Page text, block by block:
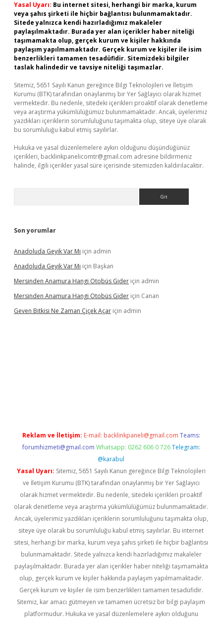
Yasal Uyarı: Bu internet sitesi, herhangi bir marka, kurum
veya şahıs şirketi ile hiçbir bağlantısı bulunmamaktadır.
Sitede yalnızca kendi hazırladığımız makaleler
paylaşılmaktadır. Burada yer alan içerikler haber niteliği
taşımamakta olup, gerçek kurum ve kişiler hakkında
paylaşım yapılmamaktadır. Gerçek kurum ve kişiler ile isim
benzerlikleri tamamen tesadüfidir. Sitemizdeki bilgiler
taslak halindedir ve tavsiye niteliği taşımazlar.
Sitemiz, 5651 Sayılı Kanun gereğince Bilgi Teknolojileri ve İletişim
Kurumu (BTK) tarafından onaylanmış bir Yer Sağlayıcı olarak hizmet
vermektedir. Bu nedenle, sitedeki içerikleri proaktif olarak denetleme
veya araştırma yükümlülüğümüz bulunmamaktadır. Ancak, üyelerimiz
yazdıkları içeriklerin sorumluluğunu taşımakta olup, siteye üye olarak
bu sorumluluğu kabul etmiş sayılırlar.
Hukuka ve yasal düzenlemelere aykırı olduğunu düşündüğünüz
içerikleri, backlinkpanelicomtr@gmail.com adresine bildirmeniz
halinde, ilgili içerikler yasal süre içerisinde sitemizden kaldırılacaktır.
Son yorumlar
Anadoluda Geyik Var Mı için admin
Anadoluda Geyik Var Mı için Başkan
Mersinden Anamura Hangi Otobüs Gider için admin
Mersinden Anamura Hangi Otobüs Gider için Canan
Geven Bitkisi Ne Zaman Çiçek Açar için admin
Reklam ve İletişim: E-mail: backlinkpaneli@gmail.com Teams:
forumhizmeti@gmail.com Whatsapp: 0262 606 0 726 Telegram:
@karabul
Yasal Uyarı: Sitemiz, 5651 Sayılı Kanun gereğince Bilgi Teknolojileri
ve İletişim Kurumu (BTK) tarafından onaylanmış bir Yer Sağlayıcı
olarak hizmet vermektedir. Bu nedenle, sitedeki içerikleri proaktif
olarak denetleme veya araştırma yükümlülüğümüz bulunmamaktadır.
Ancak, üyelerimiz yazdıkları içeriklerin sorumluluğunu taşımakta olup,
siteye üye olarak bu sorumluluğu kabul etmiş sayılırlar. Bu internet
sitesi, herhangi bir marka, kurum veya şahıs şirketi ile hiçbir bağlantısı
bulunmamaktadır. Sitede yalnızca kendi hazırladığımız makaleler
paylaşılmaktadır. Burada yer alan içerikler haber niteliği taşımamakta
olup, gerçek kurum ve kişiler hakkında paylaşım yapılmamaktadır.
Gerçek kurum ve kişiler ile isim benzerlikleri tamamen tesadüfidir.
Sitemiz, kar amacı gütmeyen ve tamamen ücretsiz bir bilgi paylaşım
platformudur. Hukuka ve yasal düzenlemelere aykırı olduğunu